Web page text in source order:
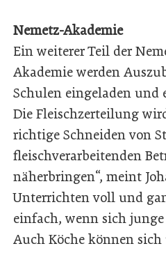
Nemetz-Akademie
Ein weiterer Teil der
Akademie werden
Schulen eingeladen
Die Fleischzerteilung
richtige Schneiden von
fleischverarbeitenden
näherbringen“, meint
Unterrichten voll und
einfach, wenn sich junge
Auch Köche können